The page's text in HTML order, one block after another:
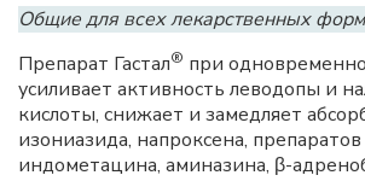
Общие для всех лекарственных
Препарат Гастал® при
усиливает активность леводопы и
кислоты, снижает и замедляет
изониазида, напроксена,
индометацина, аминазина, β-